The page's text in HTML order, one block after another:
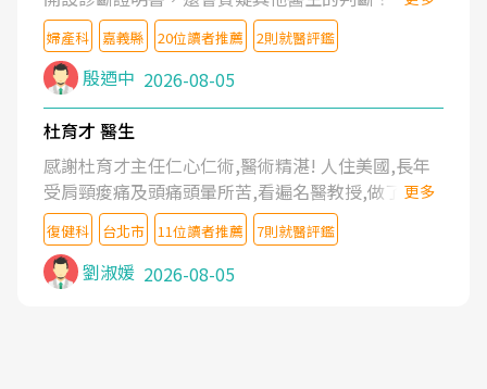
婦產科 嘉義縣 20位讀者推薦 2則就醫評鑑
殷迺中 2026-08-05
杜育才 醫生
感謝杜育才主任仁心仁術,醫術精湛! 人住美國,長年
受肩頸痠痛及頭痛頭暈所苦,看遍名醫教授,做了各種
檢查,也嘗試過西醫打針,中醫針灸及物理徒手治療都
沒有用,後來連吃到嗎啡類止痛藥都效果有限,只是壓
症狀,沒多久就痛起來,多年失眠嚴重影響生活品質.
台灣親友介紹忠孝醫院杜育才主任是頸頭症候群專
更多
復健科 台北市 11位讀者推薦 7則就醫評鑑
劉淑媛 2026-08-05